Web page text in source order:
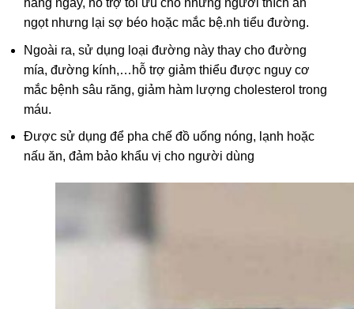
hàng ngày, hỗ trợ tối ưu cho những người thích ăn
ngọt nhưng lại sợ béo hoặc mắc bệ.nh tiểu đường.
Ngoài ra, sử dụng loại đường này thay cho đường
mía, đường kính,…hỗ trợ giảm thiểu được nguy cơ
mắc bệnh sâu răng, giảm hàm lượng cholesterol trong
máu.
Được sử dụng để pha chế đồ uống nóng, lạnh hoặc
nấu ăn, đảm bảo khẩu vị cho người dùng